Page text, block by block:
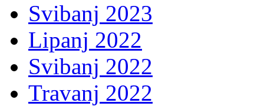
Svibanj 2023
Lipanj 2022
Svibanj 2022
Travanj 2022